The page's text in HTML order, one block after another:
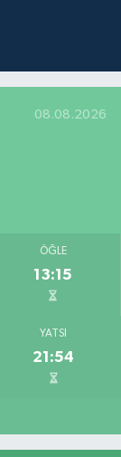
08.08.2026
ÖĞLE
13:15
YATSI
21:54